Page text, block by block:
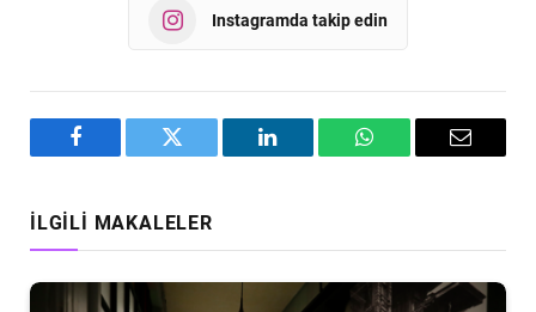
Instagramda takip edin
Facebook Twitter LinkedIn WhatsAppEmail
İLGILI MAKALELER